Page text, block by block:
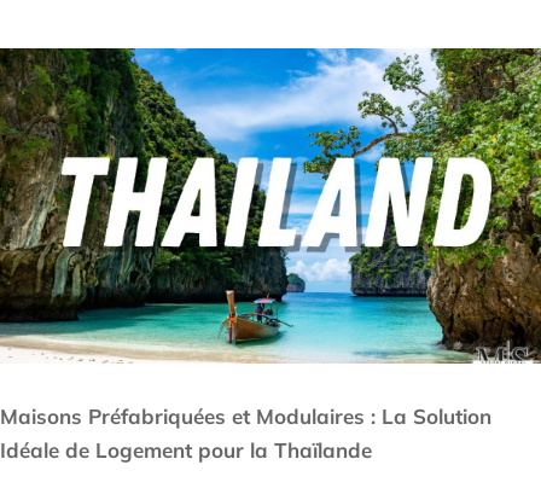
Maisons Préfabriquées et Modulaires : La Solution
Idéale de Logement pour la Thaïlande